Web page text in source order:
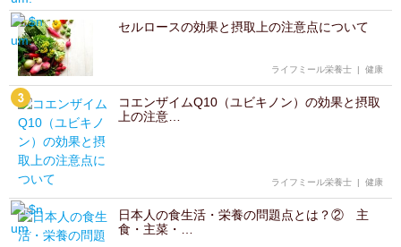
セルロースの効果と摂取上の注意点について
ライフミール栄養士 | 健康
コエンザイムQ10（ユビキノン）の効果と摂取
上の注意…
ライフミール栄養士 | 健康
日本人の食生活・栄養の問題点とは？② 主
食・主菜・…